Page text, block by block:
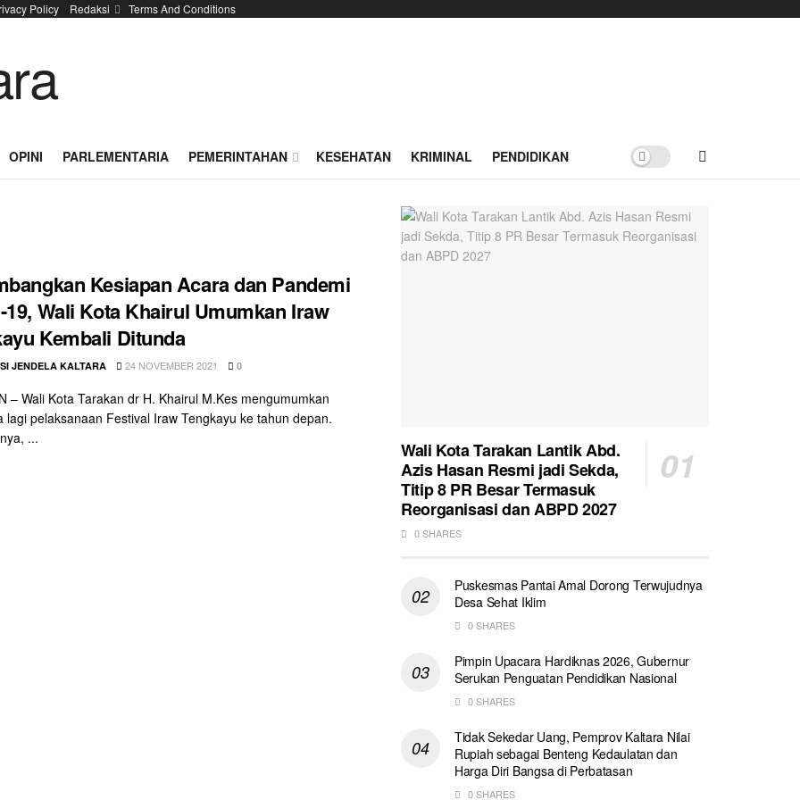
Policy Redaksi Terms And Conditions
OPINI PARLEMENTARIA PEMERINTAHAN KESEHATAN KRIMINAL PENDIDIKAN
Kesiapan Acara dan Pandemi
19, Wali Kota Khairul Umumkan Iraw
Kembali Ditunda
JENDELA KALTARA 24 NOVEMBER 2021 0
– Wali Kota Tarakan dr H. Khairul M.Kes mengumumkan
lagi pelaksanaan Festival Iraw Tengkayu ke tahun depan.
...
Wali Kota Tarakan Lantik Abd.
Azis Hasan Resmi jadi Sekda,
Titip 8 PR Besar Termasuk
Reorganisasi dan ABPD 2027
0 SHARES
Puskesmas Pantai Amal Dorong Terwujudnya
Desa Sehat Iklim
0 SHARES
Pimpin Upacara Hardiknas 2026, Gubernur
Serukan Penguatan Pendidikan Nasional
0 SHARES
Tidak Sekedar Uang, Pemprov Kaltara Nilai
Rupiah sebagai Benteng Kedaulatan dan
Harga Diri Bangsa di Perbatasan
0 SHARES